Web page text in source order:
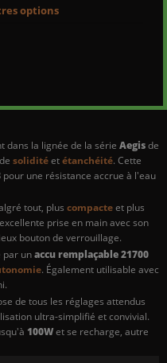
dans la lignée de la série Aegisde
soliditéetétanchéité. Cette
pour une résistance accrue à l'eau
tout, plus compacteet plus
prise en main avec son
bouton de verrouillage.
par unaccu remplaçable 21700
. Également utilisable avec
de tous les réglages attendus
ultra-simplifié et convivial.
100Wet se recharge, autre
options